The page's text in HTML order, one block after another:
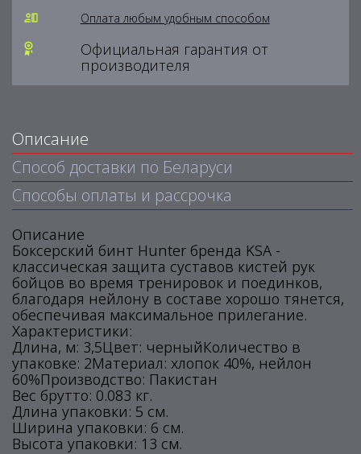
Оплата любым удобным способом
Официальная гарантия от
производителя
Описание
Способ доставки по Беларуси
Способы оплаты и рассрочка
Описание
Боксерский бинт Hunter бренда KSA -
классическая защита суставов кистей рук
бойцов во время тренировок и поединков,
благодаря нейлону в составе хорошо тянется,
обеспечивая максимальное прилегание.
Характеристики:
Длина, м: 3,5Цвет: черныйКоличество в
упаковке: 2Материал: хлопок 40%, нейлон
60%Производство: Пакистан
Вес брутто: 0.083 кг.
Длина упаковки: 5 см.
Ширина упаковки: 6 см.
Высота упаковки: 13 см.